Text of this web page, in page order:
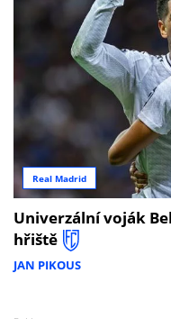
Real Madrid
Univerzální voják
hřiště
JAN PIKOUS